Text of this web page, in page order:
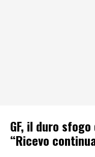
GF, il duro
“Ricevo